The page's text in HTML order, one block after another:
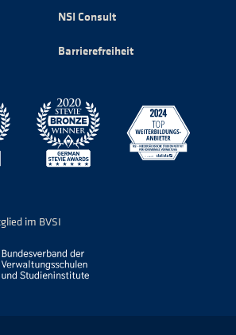
NSI Consult
Barrierefreiheit
im BVSI